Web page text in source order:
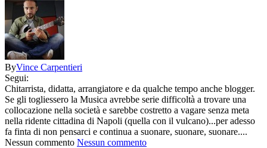
ByVince Carpentieri
Segui:
Chitarrista, didatta, arrangiatore e da qualche tempo anche blogger.
Se gli togliessero la Musica avrebbe serie difficoltà a trovare una
collocazione nella società e sarebbe costretto a vagare senza meta
nella ridente cittadina di Napoli (quella con il vulcano)...per adesso
fa finta di non pensarci e continua a suonare, suonare, suonare....
Nessun commento Nessun commento